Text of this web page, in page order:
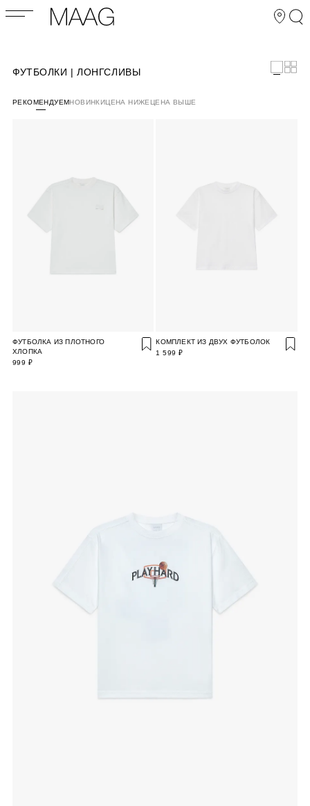
ФУТБОЛКИ | ЛОНГСЛИВЫ
РЕКОМЕНДУЕМНОВИНКИЦЕНА НИЖЕ ЦЕНА ВЫШЕ
ФУТБОЛКА ИЗ ПЛОТНОГО
ХЛОПКА
999 ₽
КОМПЛЕКТ ИЗ ДВУХ ФУТБОЛОК
1 599 ₽